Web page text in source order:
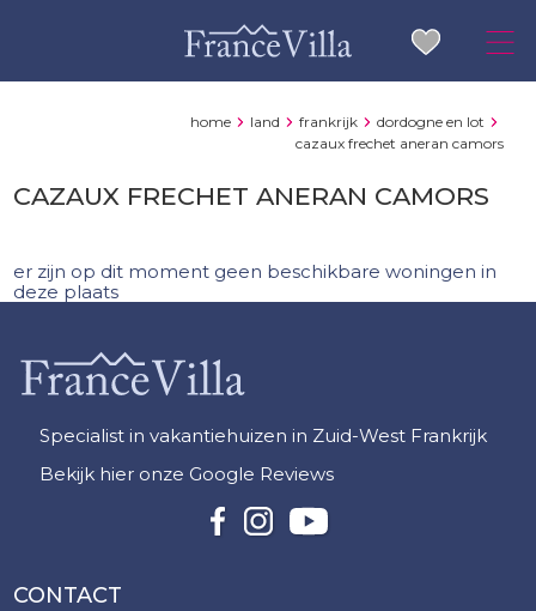
home land frankrijk
dordogne en lot
cazaux frechet aneran camors
CAZAUX FRECHET ANERAN CAMORS
er zijn op dit moment geen beschikbare woningen in
deze plaats
Specialist in vakantiehuizen in Zuid-West Frankrijk
Bekijk hier onze Google Reviews
CONTACT